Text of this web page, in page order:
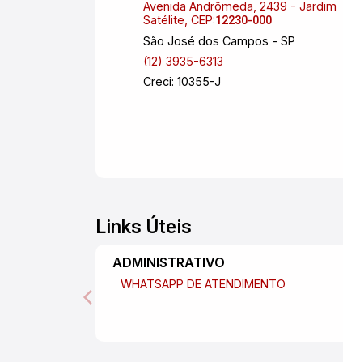
equipamento foto - voltaico de geração
de energia; Infra estrutura para
aquecimento da piscina; Pronto pra
receber ?COMGÁS?; Tomadas
preparadas para operar em 220V ou
Avenida Andrômeda, 2439 - Jardim
Satélite, CEP:12230-000
São José dos Campos - SP
(12) 3935-6313
Creci: 10355-J
Links Úteis
ADMINISTRATIVO
WHATSAPP DE ATENDIMENTO